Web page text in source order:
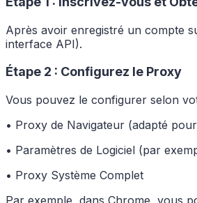
Après avoir enregistré un compte
interface API).
Étape 2 : Configurez le Proxy
Vous pouvez le configurer selon
• Proxy de Navigateur (adapté
• Paramètres de Logiciel (par
• Proxy Système Complet
Par exemple, dans Chrome, vous